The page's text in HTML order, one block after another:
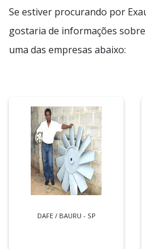
Se estiver procurando por
gostaria de informações
uma das empresas abaixo:
DAFE / BAURU - SP